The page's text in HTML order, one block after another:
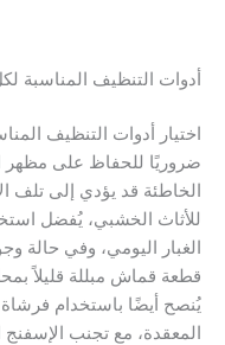
أدوات التنظيف المناسبة
اختيار أدوات التنظيف
ضروريًا للحفاظ على مظهر
الخاطئة قد يؤدي إلى تلف
للأثاث الخشبي، يُفضل
الغبار اليومي، وفي حالة
قطعة قماش مبللة قليلاً
يُنصح أيضًا باستخدام فرشاة
المعقدة، مع تجنب الإسفنج